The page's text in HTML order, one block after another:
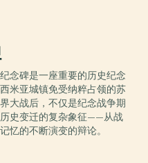
念碑是一座重要的历史纪念
米亚城镇免受纳粹占领的苏
大战后，不仅是纪念战争期
史变迁的复杂象征——从战
忆的不断演变的辩论。